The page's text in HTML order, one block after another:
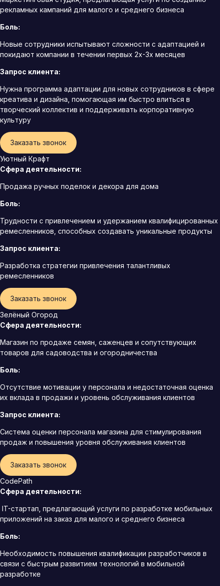
рекламных кампаний для малого и среднего бизнеса
Боль:
Новые сотрудники испытывают сложности с адаптацией и
покидают компании в течении первых 2х-3х месяцев
Запрос клиента:
Нужна программа адаптации для новых сотрудников в сфере
креатива и дизайна, помогающая им быстро влиться в
творческий коллектив и поддерживать корпоративную
культуру
Заказать звонок
Уютный Крафт
Сфера деятельности:
Продажа ручных поделок и декора для дома
Боль:
Трудности с привлечением и удержанием квалифицированных
ремесленников, способных создавать уникальные продукты
Запрос клиента:
Разработка стратегии привлечения талантливых
ремесленников
Заказать звонок
Зелёный Огород
Сфера деятельности:
Магазин по продаже семян, саженцев и сопутствующих
товаров для садоводства и огородничества
Боль:
Отсутствие мотивации у персонала и недостаточная оценка
их вклада в продажи и уровень обслуживания клиентов
Запрос клиента:
Система оценки персонала магазина для стимулирования
продаж и повышения уровня обслуживания клиентов
Заказать звонок
CodePath
Сфера деятельности:
IT-стартап, предлагающий услуги по разработке мобильных
приложений на заказ для малого и среднего бизнеса
Боль:
Необходимость повышения квалификации разработчиков в
связи с быстрым развитием технологий в мобильной
разработке